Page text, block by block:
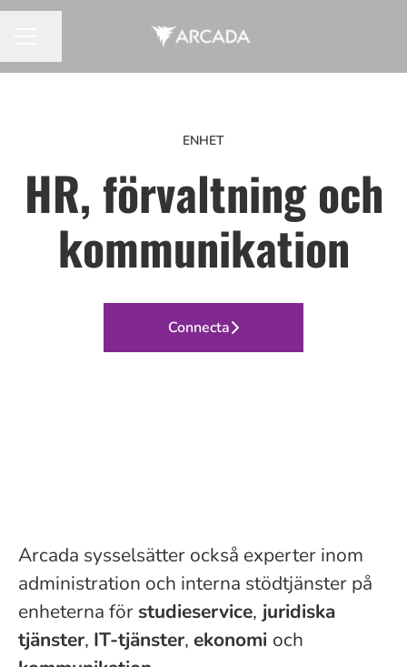
ENHET
HR, förvaltning och
kommunikation
Connecta
Arcada sysselsätter också experter inom
administration och interna stödtjänster på
enheterna för studieservice, juridiska
tjänster, IT-tjänster, ekonomi och